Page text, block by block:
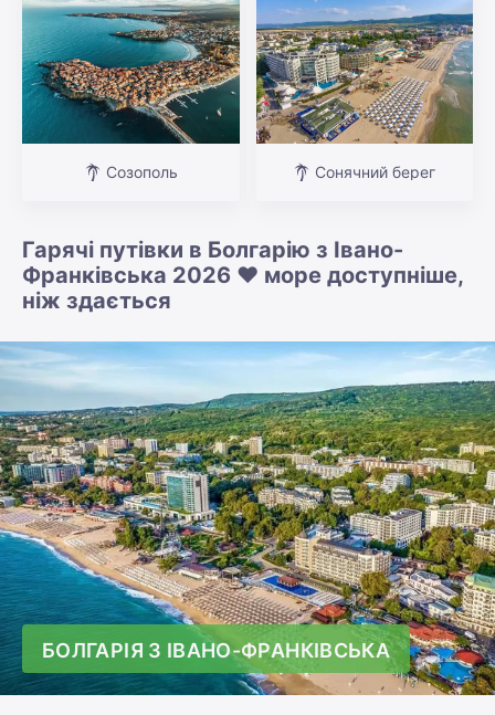
Созополь Сонячний берег
Гарячі путівки в Болгарію з Івано-
Франківська 2026 ❤️ море доступніше,
ніж здається
БОЛГАРІЯ З ІВАНО-ФРАНКІВСЬКА